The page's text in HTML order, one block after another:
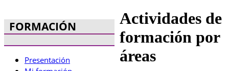
FORMACIÓN
Presentación
Actividades de
formación por
áreas